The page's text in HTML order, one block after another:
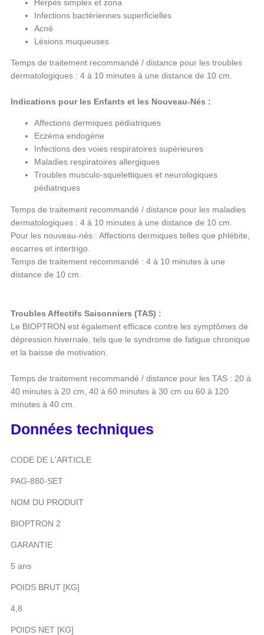
Herpès simplex et zona
Infections bactériennes superficielles
Acné
Lésions muqueuses
Temps de traitement recommandé / distance pour les troubles
dermatologiques : 4 à 10 minutes à une distance de 10 cm.
Indications pour les Enfants et les Nouveau-Nés :
Affections dermiques pédiatriques
Eczéma endogène
Infections des voies respiratoires supérieures
Maladies respiratoires allergiques
Troubles musculo-squelettiques et neurologiques
pédiatriques
Temps de traitement recommandé / distance pour les maladies
dermatologiques : 4 à 10 minutes à une distance de 10 cm.
Pour les nouveau-nés : Affections dermiques telles que phlébite,
escarres et intertrigo.
Temps de traitement recommandé : 4 à 10 minutes à une
distance de 10 cm.
Troubles Affectifs Saisonniers (TAS) :
Le BIOPTRON est également efficace contre les symptômes de
dépression hivernale, tels que le syndrome de fatigue chronique
et la baisse de motivation.
Temps de traitement recommandé / distance pour les TAS : 20 à
40 minutes à 20 cm, 40 à 60 minutes à 30 cm ou 60 à 120
minutes à 40 cm.
Données techniques
CODE DE L'ARTICLE
PAG-880-SET
NOM DU PRODUIT
BIOPTRON 2
GARANTIE
5 ans
POIDS BRUT [KG]
4,8
POIDS NET [KG]